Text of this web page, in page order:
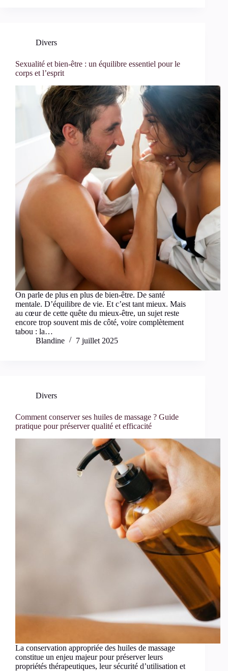
Divers
Sexualité et bien-être : un équilibre essentiel pour le
corps et l’esprit
On parle de plus en plus de bien-être. De santé
mentale. D’équilibre de vie. Et c’est tant mieux. Mais
au cœur de cette quête du mieux-être, un sujet reste
encore trop souvent mis de côté, voire complètement
tabou : la…
Blandine
7 juillet 2025
Divers
Comment conserver ses huiles de massage ? Guide
pratique pour préserver qualité et efficacité
La conservation appropriée des huiles de massage
constitue un enjeu majeur pour préserver leurs
propriétés thérapeutiques, leur sécurité d’utilisation et